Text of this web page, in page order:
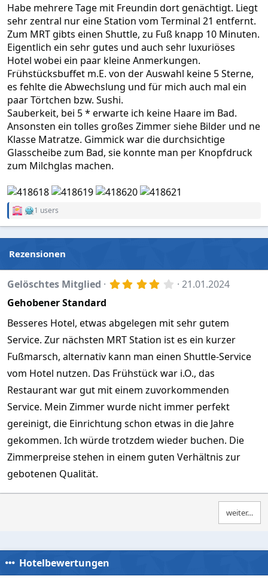
)
Habe mehrere Tage mit Freundin dort genächtigt. Liegt
sehr zentral nur eine Station vom Terminal 21 entfernt.
Zum MRT gibts einen Shuttle, zu Fuß knapp 10 Minuten.
Eigentlich ein sehr gutes und auch sehr luxuriöses
Hotel wobei ein paar kleine Anmerkungen.
Frühstücksbuffet m.E. von der Auswahl keine 5 Sterne,
es fehlte die Abwechslung und für mich auch mal ein
paar Törtchen bzw. Sushi.
Sauberkeit, bei 5 * erwarte ich keine Haare im Bad.
Ansonsten ein tolles großes Zimmer siehe Bilder und ne
Klasse Matratze. Gimmick war die durchsichtige
Glasscheibe zum Bad, sie konnte man per Knopfdruck
zum Milchglas machen.
R
e
t
o
n
s
:
1 users
Rezensionen
Gelöschtes Mitglied 4
S
e
n
(
e
)
21.01.2024
Gehobener Standard
Besseres Hotel, etwas abgelegen mit sehr gutem
Service. Zur nächsten MRT Station ist es ein kurzer
Fußmarsch, alternativ kann man einen Shuttle-Service
vom Hotel nutzen. Das Frühstück war i.O., das
Restaurant war gut mit einem zuvorkommenden
Service. Mein Zimmer wurde nicht immer perfekt
gereinigt, die Einrichtung schon etwas in die Jahre
gekommen. Ich würde trotzdem wieder buchen. Die
Zimmerpreise stehen in einem guten Verhältnis zur
gebotenen Qualität.
weiter…
Hotelbewertungen